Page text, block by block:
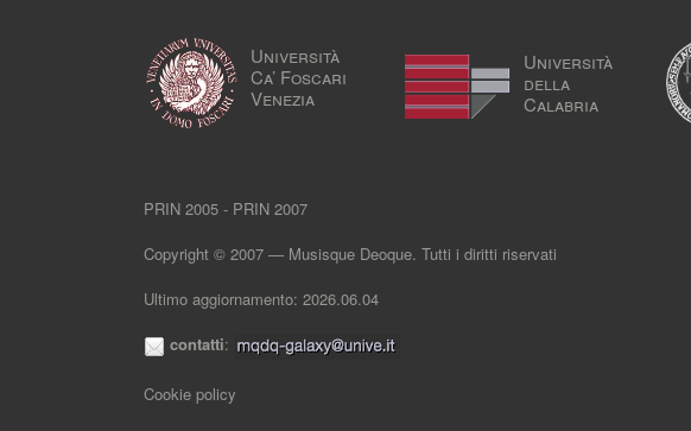
Università
Ca’ Foscari
Venezia
Università
della
Calabria
PRIN 2005 - PRIN 2007
Copyright © 2007 — Musisque Deoque. Tutti i diritti riservati
Ultimo aggiornamento: 2026.06.04
contatti:
Cookie policy